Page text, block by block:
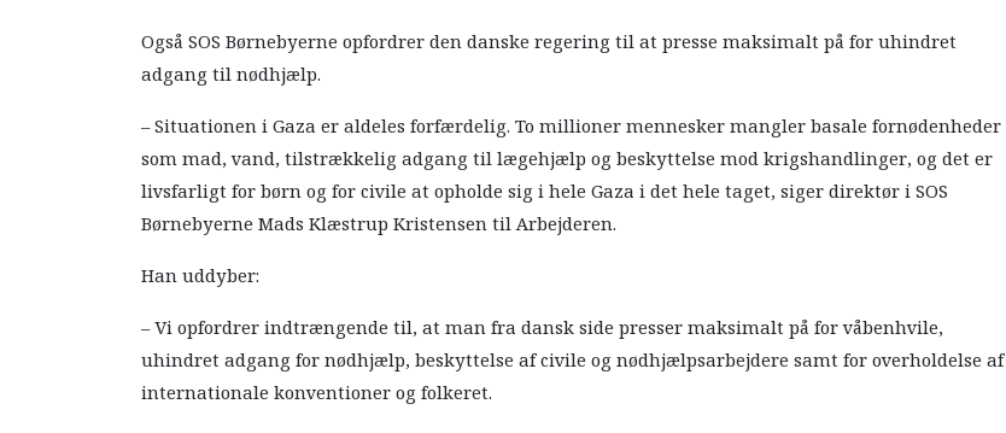
Også SOS Børnebyerne opfordrer den danske regering til at presse maksimalt på for uhindret
adgang til nødhjælp.
– Situationen i Gaza er aldeles forfærdelig. To millioner mennesker mangler basale fornødenheder
som mad, vand, tilstrækkelig adgang til lægehjælp og beskyttelse mod krigshandlinger, og det er
livsfarligt for børn og for civile at opholde sig i hele Gaza i det hele taget, siger direktør i SOS
Børnebyerne Mads Klæstrup Kristensen til Arbejderen.
Han uddyber:
– Vi opfordrer indtrængende til, at man fra dansk side presser maksimalt på for våbenhvile,
uhindret adgang for nødhjælp, beskyttelse af civile og nødhjælpsarbejdere samt for overholdelse af
internationale konventioner og folkeret.